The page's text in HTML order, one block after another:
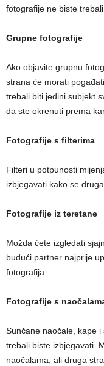
fotografije ne biste
Grupne fotografije
Ako objavite grupnu
strana će morati
trebali biti jedini subjekt
da ste okrenuti prema
Fotografije s filterima
Filteri u potpunosti
izbjegavati kako se
Fotografije iz teretane
Možda ćete izgledati
budući partner najprije
fotografija.
Fotografije s
Sunčane naočale, kape
trebali biste izbjegavati.
naočalama, ali druga